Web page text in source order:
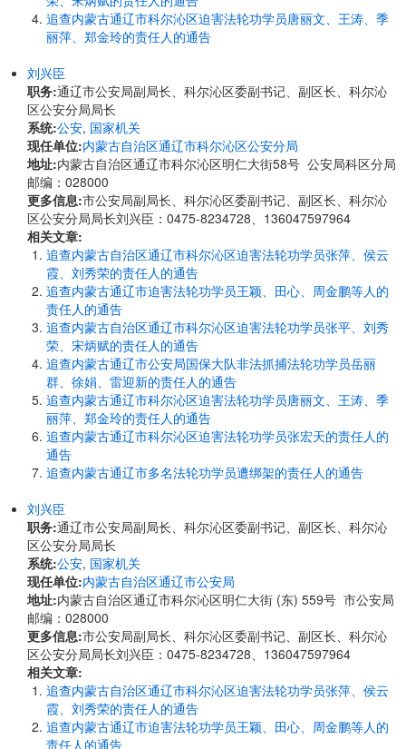
追查内蒙古通辽市科尔沁区迫害法轮功学员唐丽文、王涛、季
丽萍、郑金玲的责任人的通告
刘兴臣
职务:通辽市公安局副局长、科尔沁区委副书记、副区长、科尔沁
区公安分局局长
系统:公安, 国家机关
现任单位:内蒙古自治区通辽市科尔沁区公安分局
地址:内蒙古自治区通辽市科尔沁区明仁大街58号 公安局科区分局
邮编：028000
更多信息:市公安局副局长、科尔沁区委副书记、副区长、科尔沁
区公安分局局长刘兴臣：0475-8234728、136047597964
相关文章:
追查内蒙古自治区通辽市科尔沁区迫害法轮功学员张萍、侯云
霞、刘秀荣的责任人的通告
追查内蒙古通辽市迫害法轮功学员王颖、田心、周金鹏等人的
责任人的通告
追查内蒙古自治区通辽市科尔沁区迫害法轮功学员张平、刘秀
荣、宋炳赋的责任人的通告
追查内蒙古通辽市公安局国保大队非法抓捕法轮功学员岳丽
群、徐娟、雷迎新的责任人的通告
追查内蒙古通辽市科尔沁区迫害法轮功学员唐丽文、王涛、季
丽萍、郑金玲的责任人的通告
追查内蒙古通辽市科尔沁区迫害法轮功学员张宏天的责任人的
通告
追查内蒙古通辽市多名法轮功学员遭绑架的责任人的通告
刘兴臣
职务:通辽市公安局副局长、科尔沁区委副书记、副区长、科尔沁
区公安分局局长
系统:公安, 国家机关
现任单位:内蒙古自治区通辽市公安局
地址:内蒙古自治区通辽市科尔沁区明仁大街 (东) 559号 市公安局
邮编：028000
更多信息:市公安局副局长、科尔沁区委副书记、副区长、科尔沁
区公安分局局长刘兴臣：0475-8234728、136047597964
相关文章:
追查内蒙古自治区通辽市科尔沁区迫害法轮功学员张萍、侯云
霞、刘秀荣的责任人的通告
追查内蒙古通辽市迫害法轮功学员王颖、田心、周金鹏等人的
责任人的通告